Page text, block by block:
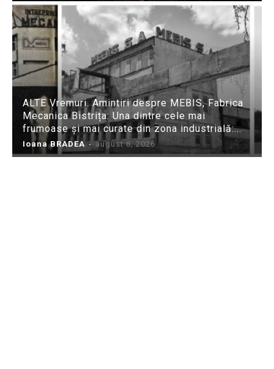
ALTE Vremuri. Amintiri despre MEBIS, Fabrica
Mecanica Bistrița: Una dintre cele mai
frumoase și mai curate din zona industrială:...
Ioana BRADEA - august 8, 2026